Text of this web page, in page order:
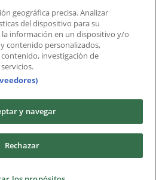
· Shopfully Marketing S.L.U. –
Política de privacidad
geográfica precisa. Analizar
del dispositivo para su
información en un dispositivo y/o
contenido personalizados,
investigación de
y navegar
Rechazar